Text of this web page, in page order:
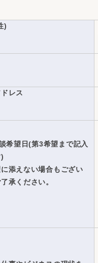
)
レス
希望日(第3希望まで記入
添えない場合もござい
承ください。